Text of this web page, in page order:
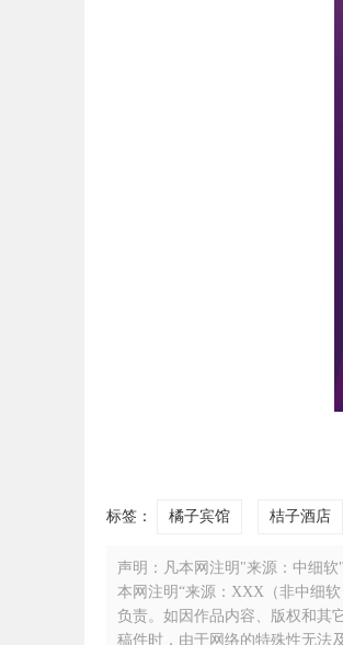
标签： 橘子宾馆 桔子酒店
声明：凡本网注明"来源：中细
本网注明“来源：XXX（非中细
负责。如因作品内容、版权和其
稿件时，由于网络的特殊性无法